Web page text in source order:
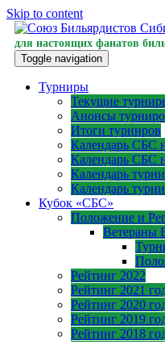
Skip to content
для настоящих фанатов
Toggle navigation
Турниры
Текущие
Анонсы
Итоги турниров
Календарь СБС
Календарь СБС
Календарь
Календарь
Кубок «СБС»
Положение и
Ветераны
Рейтинг 2022
Рейтинг 2021
Рейтинг 2020
Рейтинг 2019
Рейтинг 2018